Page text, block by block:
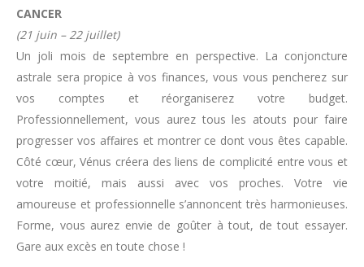
CANCER
(21 juin – 22 juillet)
Un joli mois de septembre en perspective. La conjoncture
astrale sera propice à vos finances, vous vous pencherez sur
vos comptes et réorganiserez votre budget.
Professionnellement, vous aurez tous les atouts pour faire
progresser vos affaires et montrer ce dont vous êtes capable.
Côté cœur, Vénus créera des liens de complicité entre vous et
votre moitié, mais aussi avec vos proches. Votre vie
amoureuse et professionnelle s’annoncent très harmonieuses.
Forme, vous aurez envie de goûter à tout, de tout essayer.
Gare aux excès en toute chose !